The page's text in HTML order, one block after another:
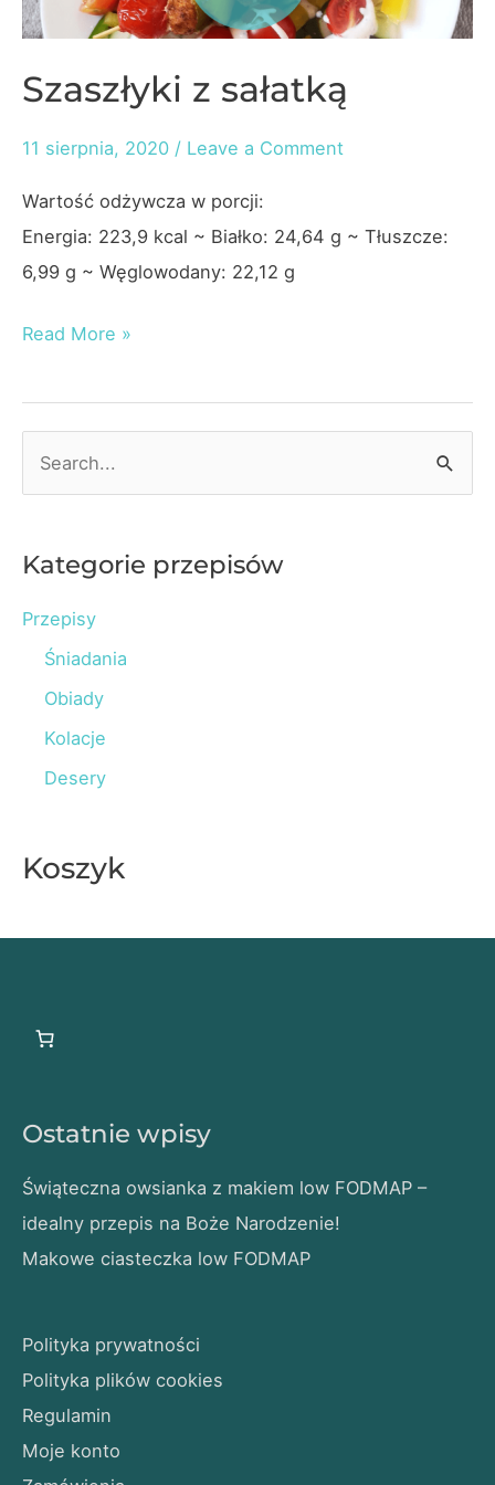
Szaszłyki z sałatką
11 sierpnia, 2020 / Leave a Comment
Wartość odżywcza w porcji:
Energia: 223,9 kcal ~ Białko: 24,64 g ~ Tłuszcze:
6,99 g ~ Węglowodany: 22,12 g
Szaszłyki
sałatką
Read More »
r
h
Kategorie przepisów
Przepisy
Śniadania
Obiady
Kolacje
Desery
Koszyk
Ostatnie wpisy
Świąteczna owsianka z makiem low FODMAP –
idealny przepis na Boże Narodzenie!
Makowe ciasteczka low FODMAP
Polityka prywatności
Polityka plików cookies
Regulamin
Moje konto